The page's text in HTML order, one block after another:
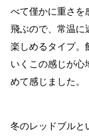
べて僅かに重さを
飛ぶので、常温に
楽しめるタイプ。
いくこの感じが心
めて感じました。
冬のレッドブルと